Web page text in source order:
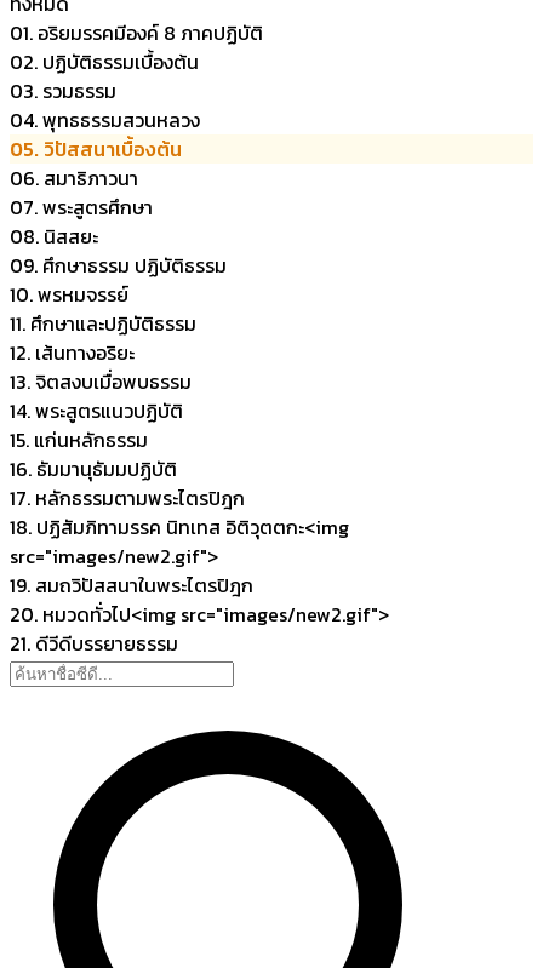
01. อริยมรรคมีองค์ 8 ภาคปฏิบัติ
02. ปฏิบัติธรรมเบื้องต้น
03. รวมธรรม
04. พุทธธรรมสวนหลวง
05. วิปัสสนาเบื้องต้น
06. สมาธิภาวนา
07. พระสูตรศึกษา
08. นิสสยะ
09. ศึกษาธรรม ปฏิบัติธรรม
10. พรหมจรรย์
11. ศึกษาและปฏิบัติธรรม
12. เส้นทางอริยะ
13. จิตสงบเมื่อพบธรรม
14. พระสูตรแนวปฏิบัติ
15. แก่นหลักธรรม
16. ธัมมานุธัมมปฏิบัติ
17. หลักธรรมตามพระไตรปิฎก
18. ปฏิสัมภิทามรรค นิทเทส อิติวุตตกะ<img
src="images/new2.gif">
19. สมถวิปัสสนาในพระไตรปิฎก
20. หมวดทั่วไป<img src="images/new2.gif">
21. ดีวีดีบรรยายธรรม